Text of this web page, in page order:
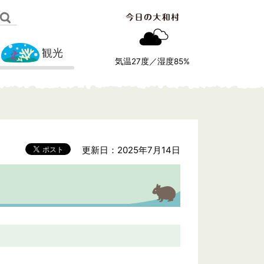
観光
気温27度／湿度85%
更新日：2025年7月14日